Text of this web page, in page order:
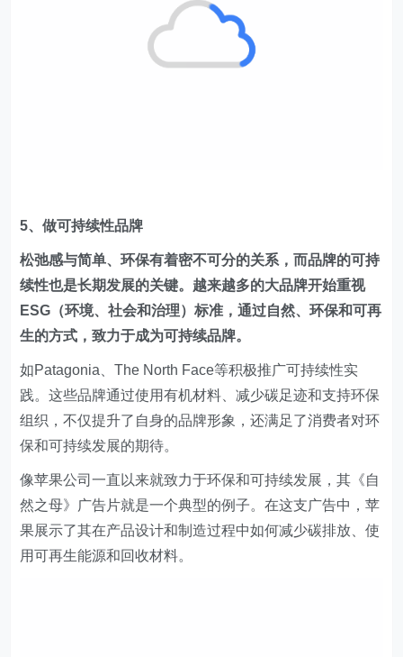
如Patagonia、The North Face等积极推广可持续性实
践。这些品牌通过使用有机材料、减少碳足迹和支持环保
组织，不仅提升了自身的品牌形象，还满足了消费者对环
保和可持续发展的期待。
像苹果公司一直以来就致力于环保和可持续发展，其《自
然之母》广告片就是一个典型的例子。在这支广告中，苹
果展示了其在产品设计和制造过程中如何减少碳排放、使
用可再生能源和回收材料。